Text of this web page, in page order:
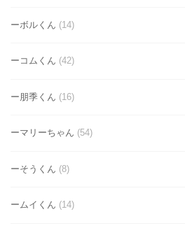
ーボルくん (14)
ーコムくん (42)
ー朋季くん (16)
ーマリーちゃん (54)
ーそうくん (8)
ームイくん (14)